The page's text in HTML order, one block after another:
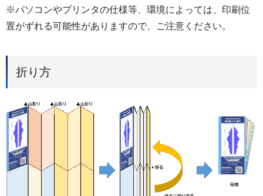
※パソコンやプリンタの仕様等、環境によっては、印刷位
置がずれる可能性がありますので、ご注意ください。
折り方